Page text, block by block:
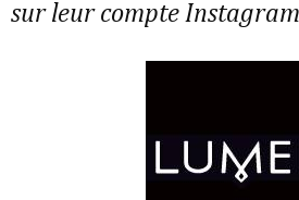
sur leur compte Instagram